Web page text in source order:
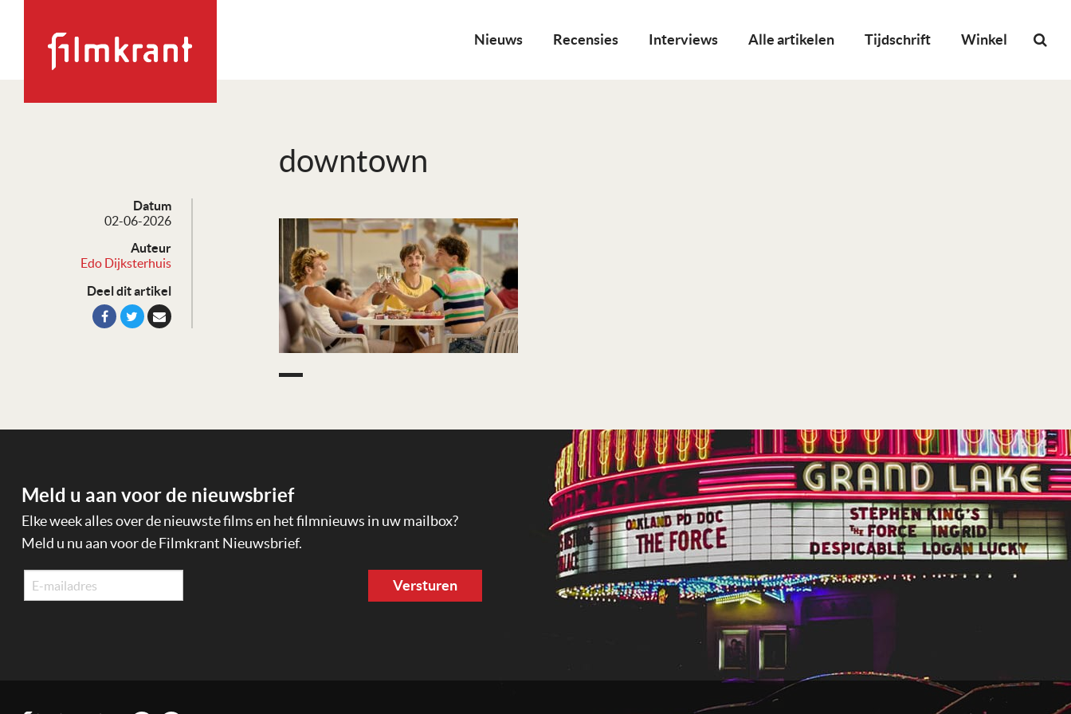
Nieuws Recensies Interviews Alle artikelen Tijdschrift Winkel
downtown
Datum
02-06-2026
Auteur
Edo Dijksterhuis
Deel dit artikel
Meld u aan voor de nieuwsbrief
Elke week alles over de nieuwste films en het filmnieuws in uw mailbox?
Meld u nu aan voor de Filmkrant Nieuwsbrief.